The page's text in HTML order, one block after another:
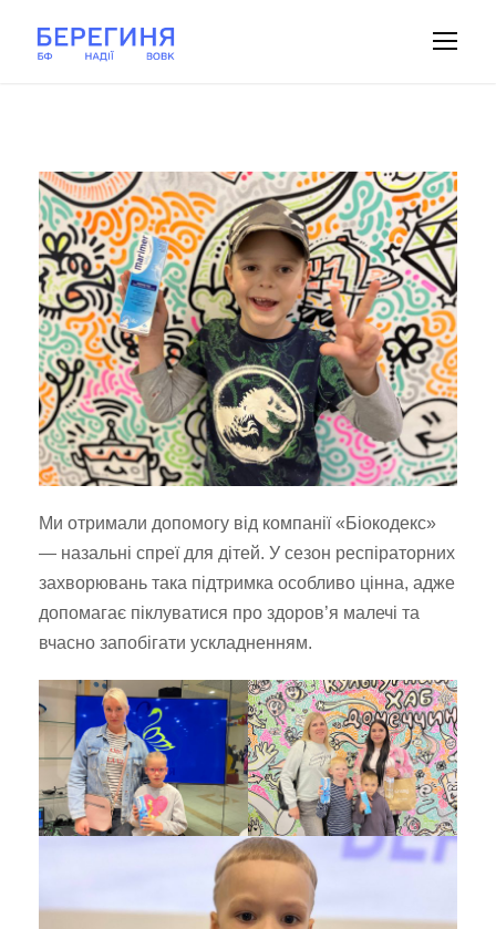
Ми отримали допомогу від компанії «Біокодекс»
— назальні спреї для дітей. У сезон респіраторних
захворювань така підтримка особливо цінна, адже
допомагає піклуватися про здоров’я малечі та
вчасно запобігати ускладненням.